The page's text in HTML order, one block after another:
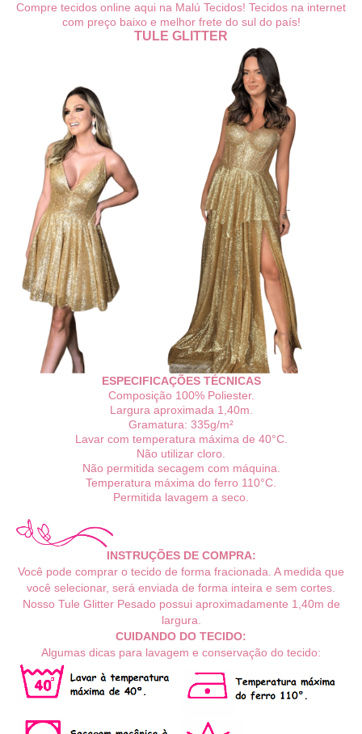
Compre tecidos online aqui na Malú Tecidos! Tecidos na internet
com preço baixo e melhor frete do sul do país!
TULE GLITTER
ESPECIFICAÇÕES TÉCNICAS
Composição 100% Poliester.
Largura aproximada 1,40m.
Gramatura: 335g/m²
Lavar com temperatura máxima de 40°C.
Não utilizar cloro.
Não permitida secagem com máquina.
Temperatura máxima do ferro 110°C.
Permitida lavagem a seco.
INSTRUÇÕES DE COMPRA:
Você pode comprar o tecido de forma fracionada. A medida que
você selecionar, será enviada de forma inteira e sem cortes.
Nosso Tule GlitterPesado possuiaproximadamente 1,40m de
largura.
CUIDANDO DO TECIDO:
Algumas dicas para lavagem e conservação do tecido: